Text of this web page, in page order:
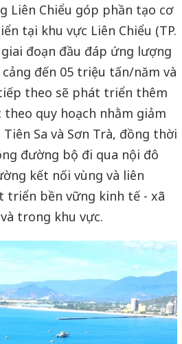
Liên Chiểu góp phần tạo cơ
tại khu vực Liên Chiểu (TP.
đoạn đầu đáp ứng lượng
đến 05 triệu tấn/năm và
theo sẽ phát triển thêm
theo quy hoạch nhằm giảm
Sa và Sơn Trà, đồng thời
đường bộ đi qua nội đô
kết nối vùng và liên
triển bền vững kinh tế - xã
trong khu vực.